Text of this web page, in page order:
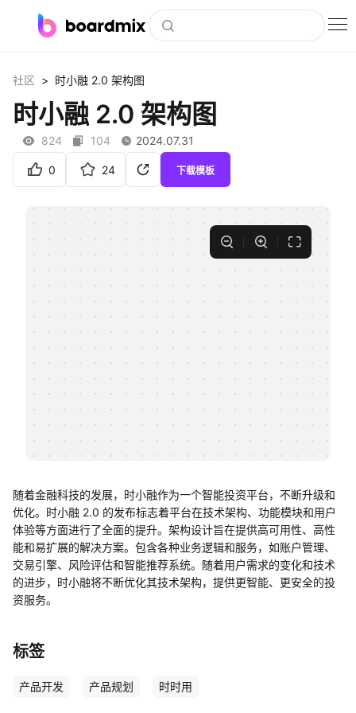
社区资源
下载
私有化部署
客户案例
支持
帮助中心
知识分享社区
社区 > 时小融 2.0 架构图
时小融 2.0 架构图
824 104 2024.07.31
0 24 下载模板
随着金融科技的发展，时小融作为一个智能投资平台，不断升级和
优化。时小融 2.0 的发布标志着平台在技术架构、功能模块和用户
体验等方面进行了全面的提升。架构设计旨在提供高可用性、高性
能和易扩展的解决方案。包含各种业务逻辑和服务，如账户管理、
交易引擎、风险评估和智能推荐系统。随着用户需求的变化和技术
的进步，时小融将不断优化其技术架构，提供更智能、更安全的投
资服务。
标签
产品开发 产品规划 时时用